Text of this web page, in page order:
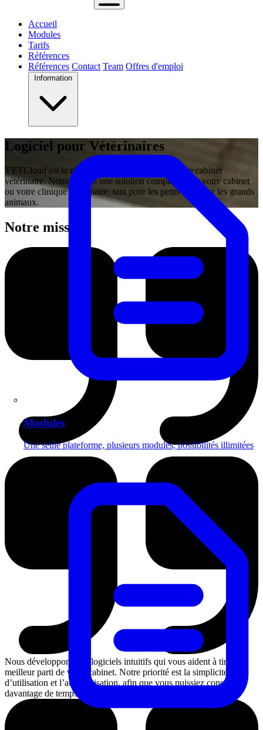
Accueil
Modules
Tarifs
Références
Références Contact Team Offres d'emploi
Information
Modules
Une seule plateforme, plusieurs modules, possibilités illimitées
Logiciel pour Vétérinaires
VETCloud est la référence pour la gestion de votre cabinet
vétérinaire. Nous offrons une solution complète pour votre cabinet
ou votre clinique vétérinaire, tant pour les petits que pour les grands
animaux.
Notre mission
Nous développons des logiciels intuitifs qui vous aident à tirer le
meilleur parti de votre cabinet. Notre priorité est la simplicité
d’utilisation et l’automatisation, afin que vous puissiez consacrer
davantage de temps à vos patients.